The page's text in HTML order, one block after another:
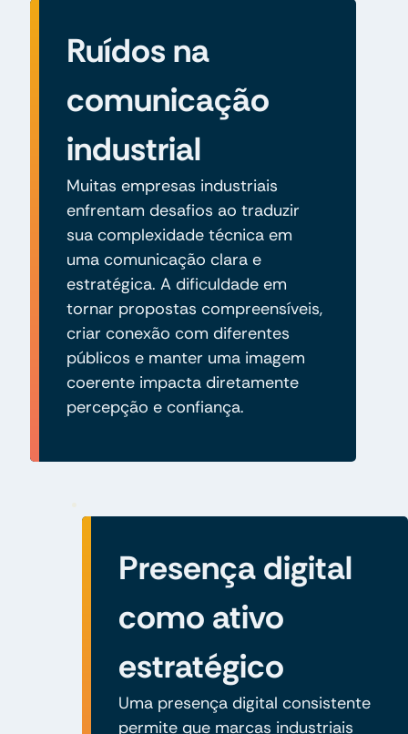
Ruídos na
comunicação
industrial
Muitas empresas industriais
enfrentam desafios ao traduzir
sua complexidade técnica em
uma comunicação clara e
estratégica. A dificuldade em
tornar propostas compreensíveis,
criar conexão com diferentes
públicos e manter uma imagem
coerente impacta diretamente
percepção e confiança.
Presença digital
como ativo
estratégico
Uma presença digital consistente
permite que marcas industriais